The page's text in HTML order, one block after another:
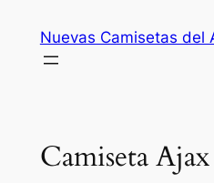
contenido
Nuevas Camisetas del
Camiseta